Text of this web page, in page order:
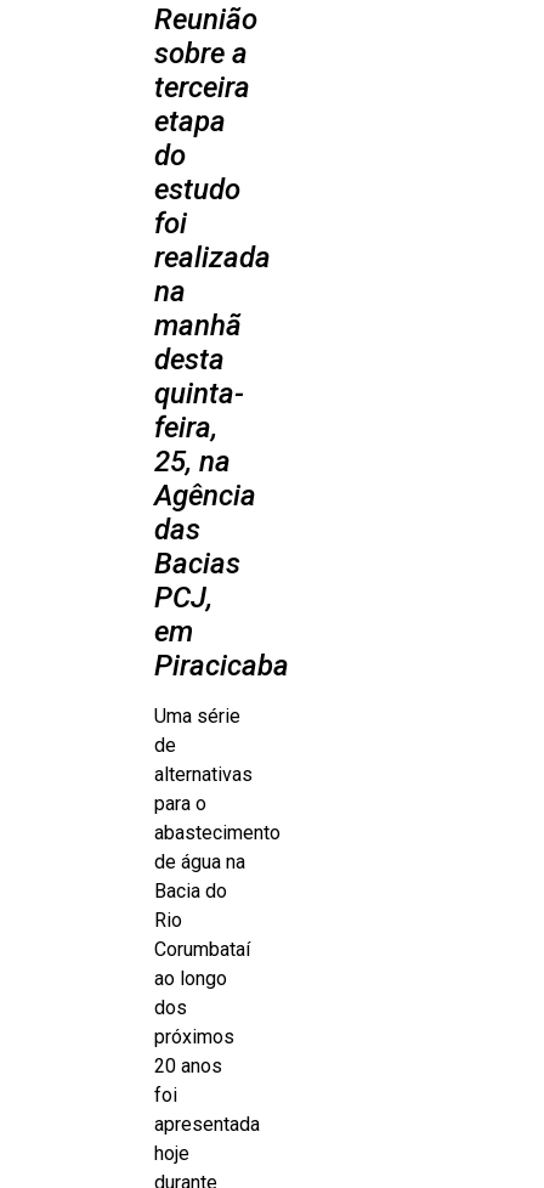
Reunião
sobre a
terceira
etapa
do
estudo
foi
realizada
na
manhã
desta
quinta-
feira,
25, na
Agência
das
Bacias
PCJ,
em
Piracicaba
Uma série
de
alternativas
para o
abastecimento
de água na
Bacia do
Rio
Corumbataí
ao longo
dos
próximos
20 anos
foi
apresentada
hoje
durante